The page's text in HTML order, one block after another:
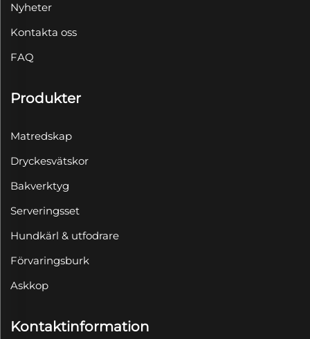
Nyheter
Kontakta oss
FAQ
Produkter
Matredskap
Dryckesvätskor
Bakverktyg
Serveringsset
Hundkärl & utfodrare
Förvaringsburk
Askkop
Kontaktinformation